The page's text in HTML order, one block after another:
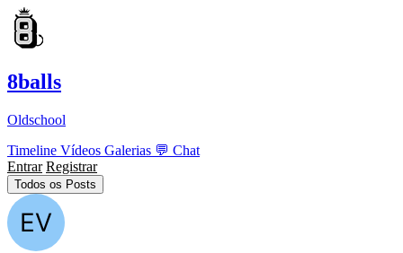
8balls
Oldschool
Timeline Vídeos Galerias 💬 Chat
Entrar Registrar
Todos os Posts